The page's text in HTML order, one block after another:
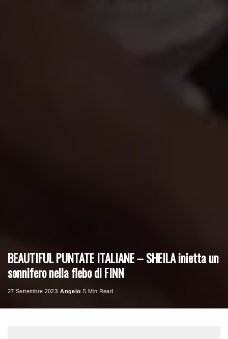
BEAUTIFUL PUNTATE ITALIANE – SHEILA inietta un
sonnifero nella flebo di FINN
27 Settembre 2023
Posted
Angelo 5 Min Read